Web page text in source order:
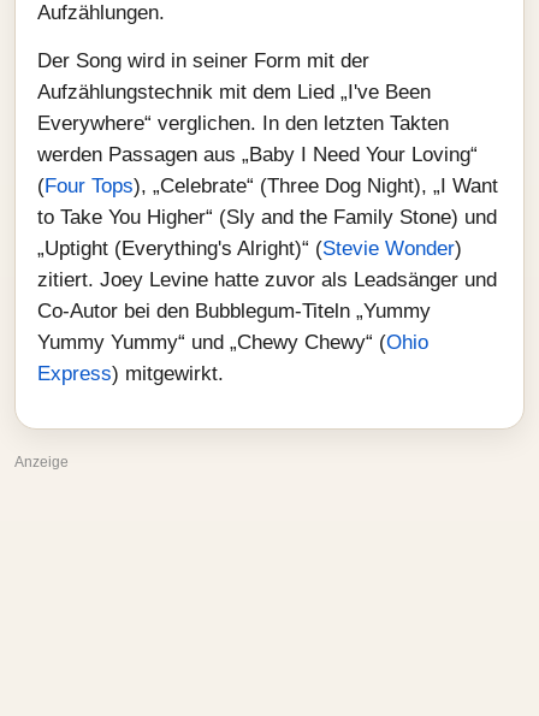
Aufzählungen.
Der Song wird in seiner Form mit der
Aufzählungstechnik mit dem Lied „I've Been
Everywhere“ verglichen. In den letzten Takten
werden Passagen aus „Baby I Need Your Loving“
(Four Tops), „Celebrate“ (Three Dog Night), „I Want
to Take You Higher“ (Sly and the Family Stone) und
„Uptight (Everything's Alright)“ (Stevie Wonder)
zitiert. Joey Levine hatte zuvor als Leadsänger und
Co-Autor bei den Bubblegum-Titeln „Yummy
Yummy Yummy“ und „Chewy Chewy“ (Ohio
Express) mitgewirkt.
Anzeige